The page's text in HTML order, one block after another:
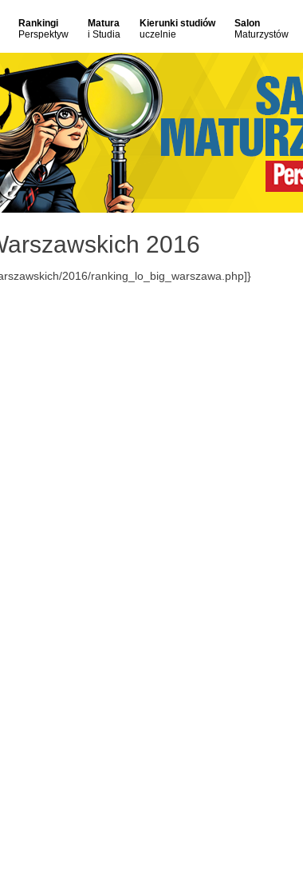
Rankingi
Perspektyw
Matura
i Studia
Kierunki studiów
uczelnie
Salon
Maturzystów
2016
2016/ranking_lo_big_warszawa.php]}